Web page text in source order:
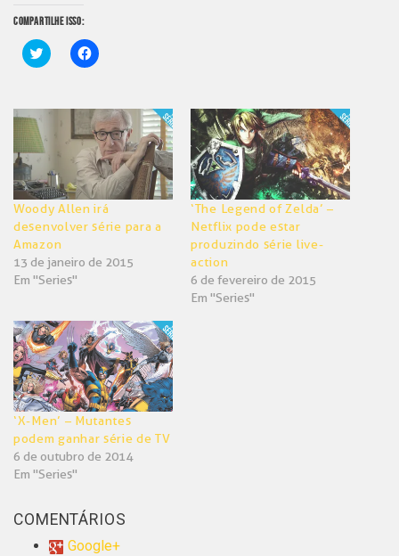
COMPARTILHE ISSO:
Clique
para
em
janela)
Clique
para
em
nova
janela)
Woody Allen irá
desenvolver série para a
Amazon
13 de janeiro de 2015
Em "Series"
‘The Legend of Zelda’ –
Netflix pode estar
produzindo série live-
action
6 de fevereiro de 2015
Em "Series"
‘X-Men’ – Mutantes
podem ganhar série de TV
6 de outubro de 2014
Em "Series"
COMENTÁRIOS
Google+